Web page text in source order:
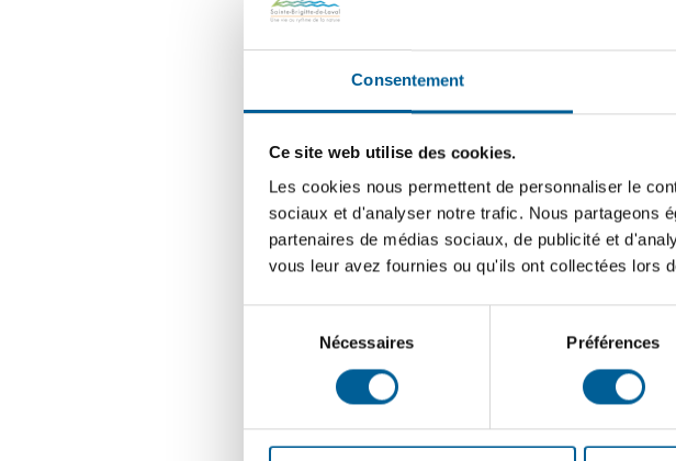
Consentement
Ce site web utilise des cookies.
Les cookies nous permettent de personnaliser le
sociaux et d'analyser notre trafic. Nous partageons
partenaires de médias sociaux, de publicité et
vous leur avez fournies ou qu'ils ont collectées lors
consentement
Nécessaires Préférences